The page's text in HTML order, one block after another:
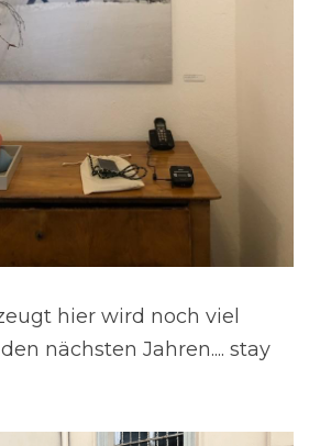
hier wird noch viel
nächsten Jahren.... stay